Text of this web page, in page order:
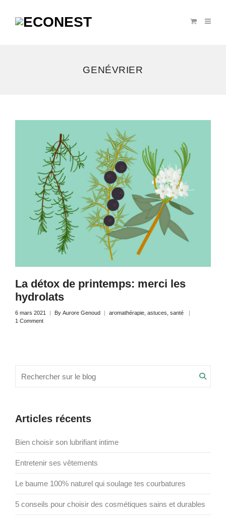
GENÉVRIER
La détox de printemps: merci les
hydrolats
6 mars 2021 By Aurore Genoud aromathérapie astuces santé
1 Comment
pour
Articles récents
Bien choisir son lubrifiant intime
Entretenir ses vêtements
Le baume 100% naturel qui soulage tes courbatures
5 conseils pour choisir des cosmétiques sains et durables